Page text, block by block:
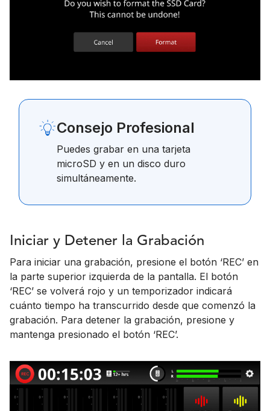
Consejo Profesional
Puedes grabar en una tarjeta
microSD y en un disco duro
simultáneamente.
Iniciar y Detener la Grabación
Para iniciar una grabación, presione el botón ‘REC’ en
la parte superior izquierda de la pantalla. El botón
‘REC’ se volverá rojo y un temporizador indicará
cuánto tiempo ha transcurrido desde que comenzó la
grabación. Para detener la grabación, presione y
mantenga presionado el botón ‘REC’.